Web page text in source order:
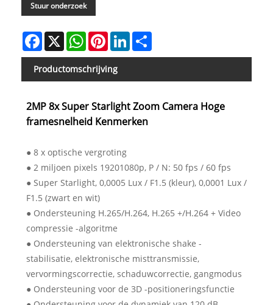
Stuur onderzoek
Facebook
X WhatsAppPinterestLinkedIn
Productomschrijving
2MP 8x Super Starlight Zoom Camera Hoge
framesnelheid Kenmerken
● 8 x optische vergroting
● 2 miljoen pixels 19201080p, P / N: 50 fps / 60 fps
● Super Starlight, 0,0005 Lux / F1.5 (kleur), 0,0001 Lux /
F1.5 (zwart en wit)
● Ondersteuning H.265/H.264, H.265 +/H.264 + Video
compressie -algoritme
● Ondersteuning van elektronische shake -
stabilisatie, elektronische misttransmissie,
vervormingscorrectie, schaduwcorrectie, gangmodus
● Ondersteuning voor de 3D -positioneringsfunctie